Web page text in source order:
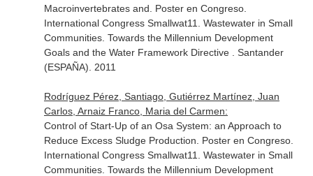
Macroinvertebrates and. Poster en Congreso.
International Congress Smallwat11. Wastewater in Small
Communities. Towards the Millennium Development
Goals and the Water Framework Directive . Santander
(ESPAÑA). 2011
Rodríguez Pérez, Santiago, Gutiérrez Martínez, Juan
Carlos, Arnaiz Franco, Maria del Carmen:
Control of Start-Up of an Osa System: an Approach to
Reduce Excess Sludge Production. Poster en Congreso.
International Congress Smallwat11. Wastewater in Small
Communities. Towards the Millennium Development